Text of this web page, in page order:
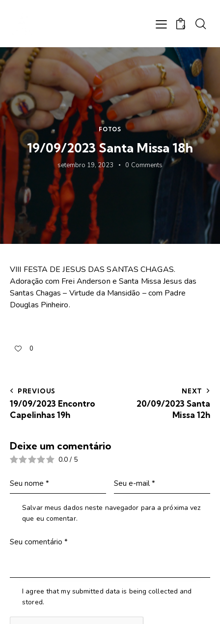
0
FOTOS
19/09/2023 Santa Missa 18h
setembro 19, 2023 0 Comments
VIII FESTA DE JESUS DAS SANTAS CHAGAS.
Adoração com Frei Anderson e Santa Missa Jesus das
Santas Chagas – Virtude da Mansidão – com Padre
Douglas Pinheiro.
0
PREVIOUS
19/09/2023 Encontro
Capelinhas 19h
NEXT
20/09/2023 Santa
Missa 12h
Deixe um comentário
0.0 / 5
Salvar meus dados neste navegador para a próxima vez
que eu comentar.
I agree that my submitted data is being collected and
stored.